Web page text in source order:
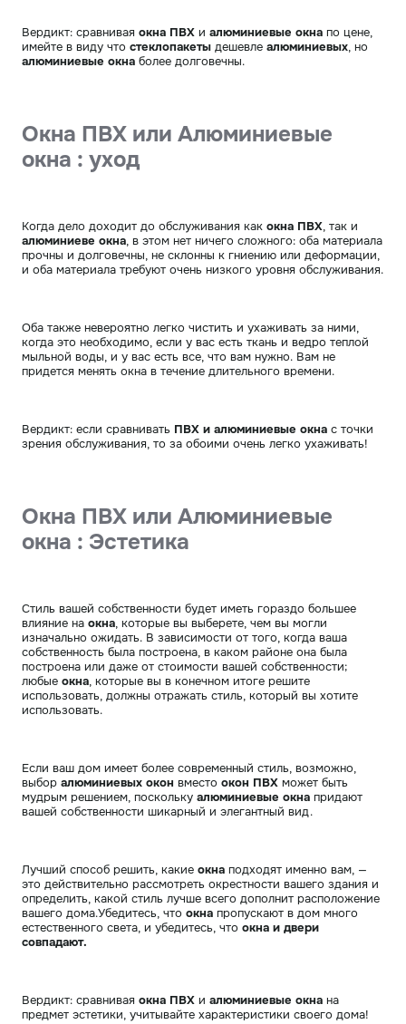
Вердикт: сравнивая окна ПВХ и алюминиевые окна по цене,
имейте в виду что стеклопакеты дешевле алюминиевых, но
алюминиевые окна более долговечны.
Окна ПВХ или Алюминиевые
окна : уход
Когда дело доходит до обслуживания как окна ПВХ, так и
алюминиеве окна, в этом нет ничего сложного: оба материала
прочны и долговечны, не склонны к гниению или деформации,
и оба материала требуют очень низкого уровня обслуживания.
Оба также невероятно легко чистить и ухаживать за ними,
когда это необходимо, если у вас есть ткань и ведро теплой
мыльной воды, и у вас есть все, что вам нужно. Вам не
придется менять окна в течение длительного времени.
Вердикт: если сравнивать ПВХ и алюминиевые окна с точки
зрения обслуживания, то за обоими очень легко ухаживать!
Окна ПВХ или Алюминиевые
окна : Эстетика
Стиль вашей собственности будет иметь гораздо большее
влияние на окна, которые вы выберете, чем вы могли
изначально ожидать. В зависимости от того, когда ваша
собственность была построена, в каком районе она была
построена или даже от стоимости вашей собственности;
любые окна, которые вы в конечном итоге решите
использовать, должны отражать стиль, который вы хотите
использовать.
Если ваш дом имеет более современный стиль, возможно,
выбор алюминиевых окон вместо окон ПВХ может быть
мудрым решением, поскольку алюминиевые окна придают
вашей собственности шикарный и элегантный вид.
Лучший способ решить, какие окна подходят именно вам, —
это действительно рассмотреть окрестности вашего здания и
определить, какой стиль лучше всего дополнит расположение
вашего дома.Убедитесь, что окна пропускают в дом много
естественного света, и убедитесь, что окна и двери
совпадают.
Вердикт: сравнивая окна ПВХ и алюминиевые окна на
предмет эстетики, учитывайте характеристики своего дома!